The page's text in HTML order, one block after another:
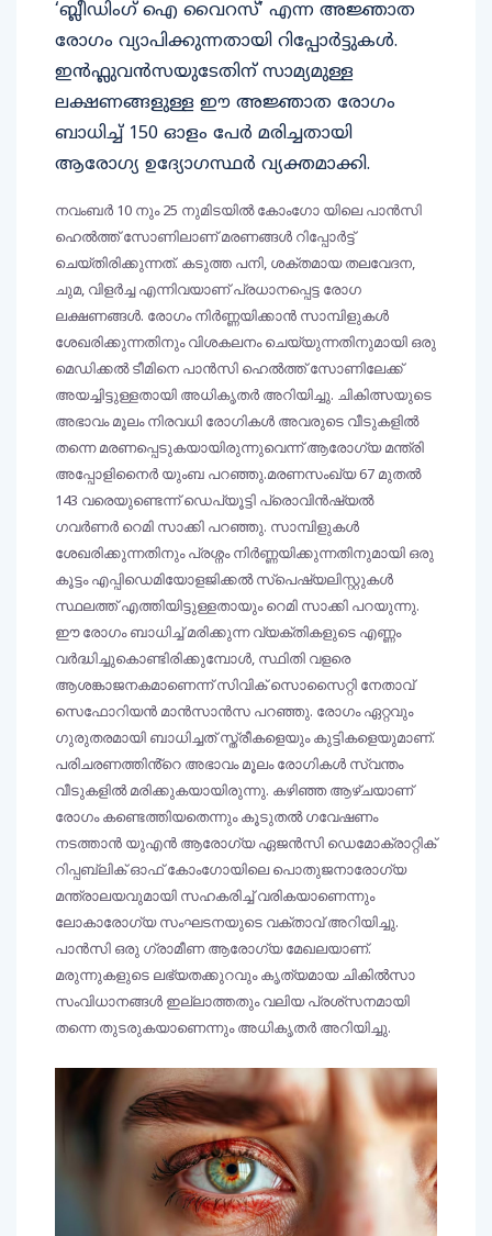
‘ബ്ലീഡിംഗ് ഐ വൈറസ്’ എന്ന അജ്ഞാത
രോഗം വ്യാപിക്കുന്നതായി റിപ്പോർട്ടുകൾ.
ഇൻഫ്ലുവൻസയുടേതിന് സാമ്യമുള്ള
ലക്ഷണങ്ങളുള്ള ഈ അജ്ഞാത രോഗം
ബാധിച്ച് 150 ഓളം പേർ മരിച്ചതാ‌യി
ആരോഗ്യ ഉദ്യോഗസ്ഥർ വ്യക്തമാക്കി.
നവംബർ 10 നും 25 നുമിടയിൽ കോംഗോ യിലെ പാൻസി
ഹെൽത്ത് സോണിലാണ് മരണങ്ങൾ റിപ്പോർട്ട്
ചെയ്തിരിക്കുന്നത്. കടുത്ത പനി, ശക്തമായ തലവേദന,
ചുമ, വിളർച്ച എന്നിവയാണ് പ്രധാനപ്പെട്ട രോഗ
ലക്ഷണങ്ങൾ. രോഗം നിർണ്ണയിക്കാൻ സാമ്പിളുകൾ
ശേഖരിക്കുന്നതിനും വിശകലനം ചെയ്യുന്നതിനുമായി ഒരു
മെഡിക്കൽ ടീമിനെ പാൻസി ഹെൽത്ത് സോണിലേക്ക്
അയച്ചിട്ടുള്ളതായി അധികൃതർ അറിയിച്ചു. ചികിത്സയുടെ
അഭാവം മൂലം നിരവധി രോഗികൾ അവരുടെ വീടുകളിൽ
തന്നെ മരണപ്പെടുകയായിരുന്നുവെന്ന് ആരോഗ്യ മന്ത്രി
അപ്പോളിനൈർ യുംബ പറഞ്ഞു.മരണസംഖ്യ 67 മുതൽ
143 വരെയുണ്ടെന്ന് ഡെപ്യൂട്ടി പ്രൊവിൻഷ്യൽ
ഗവർണർ റെമി സാക്കി പറഞ്ഞു. സാമ്പിളുകൾ
ശേഖരിക്കുന്നതിനും പ്രശ്നം നിർണ്ണയിക്കുന്നതിനുമായി ഒരു
കൂട്ടം എപ്പിഡെമിയോളജിക്കൽ സ്പെഷ്യലിസ്റ്റുകൾ
സ്ഥലത്ത് എത്തിയിട്ടുള്ളതായും റെമി സാക്കി പറയുന്നു.
ഈ രോഗം ബാധിച്ച് മരിക്കുന്ന വ്യക്തികളുടെ എണ്ണം
വർദ്ധിച്ചുകൊണ്ടിരിക്കുമ്പോൾ, സ്ഥിതി വളരെ
ആശങ്കാജനകമാണെന്ന് സിവിക് സൊസൈറ്റി നേതാവ്
സെഫോറിയൻ മാൻസാൻസ പറഞ്ഞു. രോഗം ഏറ്റവും
ഗുരുതരമായി ബാധിച്ചത് സ്ത്രീകളെയും കുട്ടികളെയുമാണ്.
പരിചരണത്തിൻ്റെ അഭാവം മൂലം രോഗികൾ സ്വന്തം
വീടുകളിൽ മരിക്കുകയായിരുന്നു. കഴിഞ്ഞ ആഴ്ചയാണ്
രോഗം കണ്ടെത്തിയതെന്നും കൂടുതൽ ഗവേഷണം
നടത്താൻ യുഎൻ ആരോഗ്യ ഏജൻസി ഡെമോക്രാറ്റിക്
റിപ്പബ്ലിക് ഓഫ് കോംഗോയിലെ പൊതുജനാരോഗ്യ
മന്ത്രാലയവുമായി സഹകരിച്ച് വരികയാണെന്നും
ലോകാരോഗ്യ സംഘടനയുടെ വക്താവ് അറിയിച്ചു.
പാൻസി ഒരു ഗ്രാമീണ ആരോഗ്യ മേഖലയാണ്.
മരുന്നുകളുടെ ലഭ്യതക്കുറവും കൃത്യമായ ചികിൽസാ
സംവിധാനങ്ങൾ ഇല്ലാത്തതും വലിയ പ്രശ്സനമായി
തന്നെ തുടരുകയാണെന്നും അധികൃതർ അറിയിച്ചു.